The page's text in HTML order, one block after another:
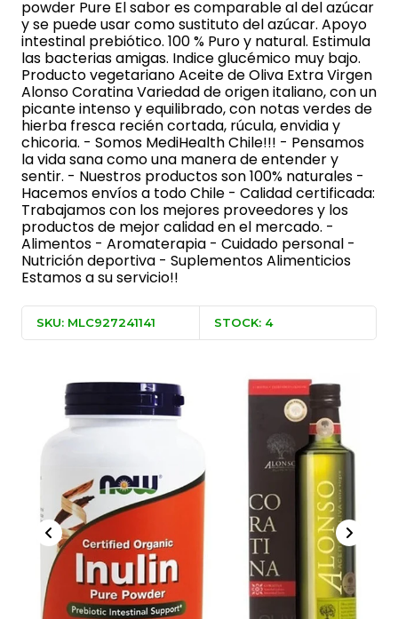
powder Pure El sabor es comparable al del azúcar
y se puede usar como sustituto del azúcar. Apoyo
intestinal prebiótico. 100 % Puro y natural. Estimula
las bacterias amigas. Indice glucémico muy bajo.
Producto vegetariano Aceite de Oliva Extra Virgen
Alonso Coratina Variedad de origen italiano, con un
picante intenso y equilibrado, con notas verdes de
hierba fresca recién cortada, rúcula, envidia y
chicoria. - Somos MediHealth Chile!!! - Pensamos
la vida sana como una manera de entender y
sentir. - Nuestros productos son 100% naturales -
Hacemos envíos a todo Chile - Calidad certificada:
Trabajamos con los mejores proveedores y los
productos de mejor calidad en el mercado. -
Alimentos - Aromaterapia - Cuidado personal -
Nutrición deportiva - Suplementos Alimenticios
Estamos a su servicio!!
SKU: MLC927241141 STOCK: 4